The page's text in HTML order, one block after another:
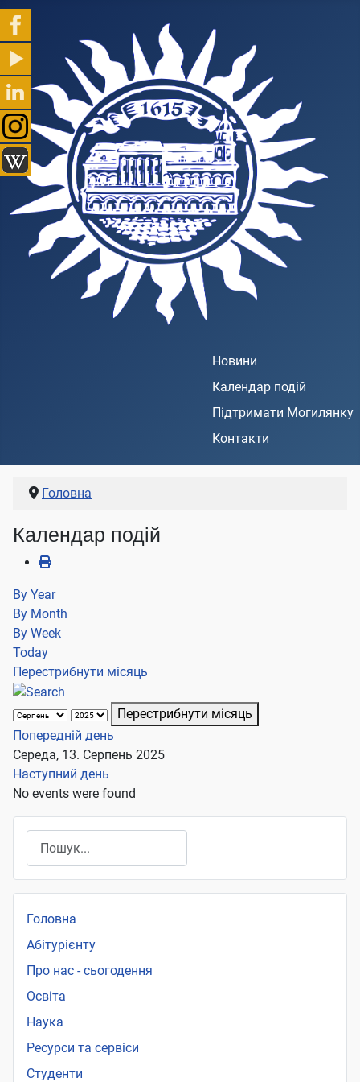
Новини
Календар подій
Підтримати Могилянку
Контакти
Головна
Календар подій
By Year
By Month
By Week
Today
Перестрибнути місяць
Перестрибнути місяць
Попередній день
Середа, 13. Серпень 2025
Наступний день
No events were found
Головна
Абітурієнту
Про нас - сьогодення
Освіта
Наука
Ресурси та сервіси
Студенти